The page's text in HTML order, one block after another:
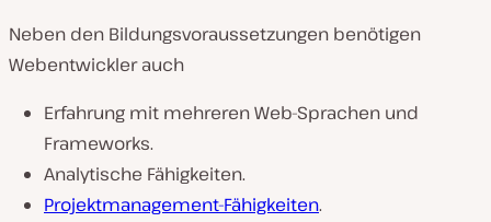
Neben den Bildungsvoraussetzungen benötigen
Webentwickler auch
Erfahrung mit mehreren Web-Sprachen und
Frameworks.
Analytische Fähigkeiten.
Projektmanagement-Fähigkeiten.